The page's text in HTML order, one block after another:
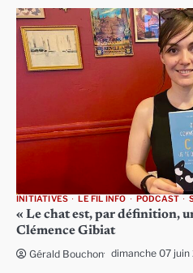
INITIATIVES LE FIL INFO PODCAST
« Le chat est, par définition,
Clémence Gibiat
Gérald Bouchon dimanche 07 juin